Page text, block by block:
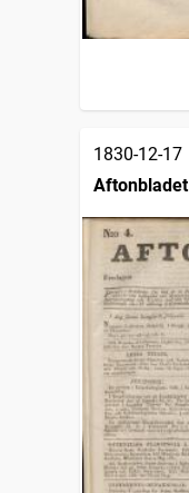
1830-12-17
Aftonbladet